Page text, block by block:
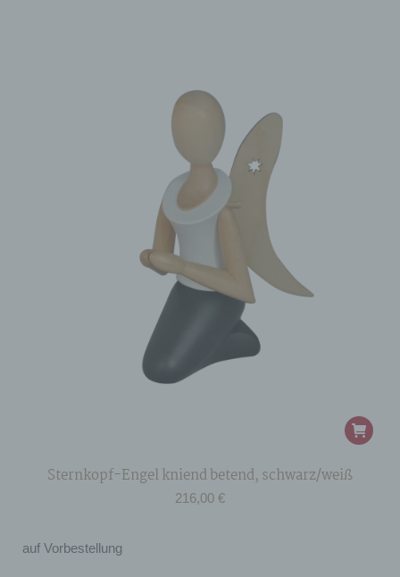
Sternkopf-Engel kniend betend, schwarz/weiß
216,00 €
auf Vorbestellung